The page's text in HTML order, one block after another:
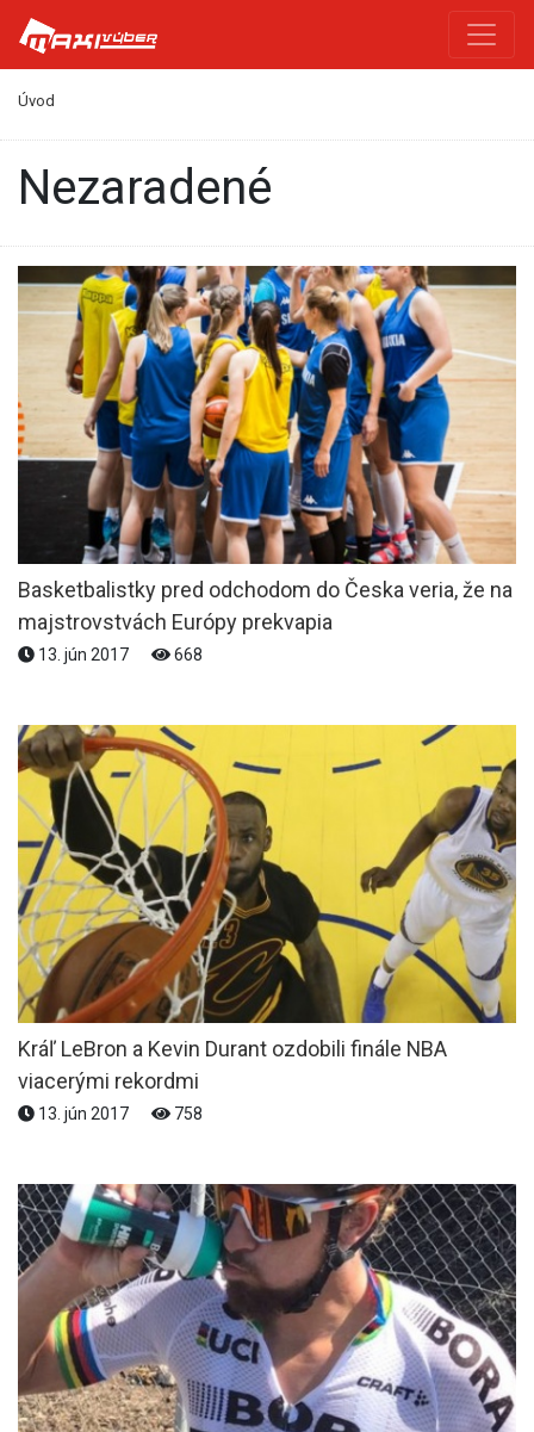
Úvod
Nezaradené
Basketbalistky pred odchodom do Česka veria, že na
majstrovstvách Európy prekvapia
13. jún 2017 668
Kráľ LeBron a Kevin Durant ozdobili finále NBA
viacerými rekordmi
13. jún 2017 758